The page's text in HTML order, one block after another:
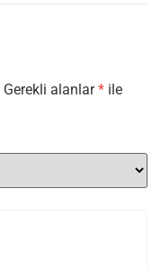
Gerekli alanlar* ile